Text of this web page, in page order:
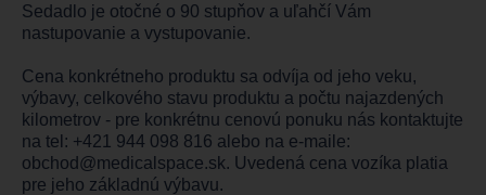
Sedadlo je otočné o 90 stupňov a uľahčí Vám
nastupovanie a vystupovanie.
Cena konkrétneho produktu sa odvíja od jeho veku,
výbavy, celkového stavu produktu a počtu najazdených
kilometrov - pre konkrétnu cenovú ponuku nás kontaktujte
na tel: +421 944 098 816 alebo na e-maile:
obchod@medicalspace.sk. Uvedená cena vozíka platia
pre jeho základnú výbavu.